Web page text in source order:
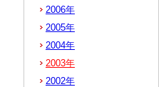
2006年
2005年
2004年
2003年
2002年